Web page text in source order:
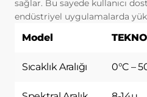
sağlar. Bu sayede kullanıcı
endüstriyel uygulamalarda
Model
Sıcaklık Aralığı 0°C –
Yoluyla İşlenen
Ortamında Yapılan
Hakkında
kanuni ve sözleşmesel